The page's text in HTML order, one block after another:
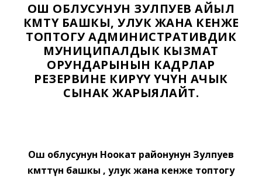
ОШ ОБЛУСУНУН ЗУЛПУЕВ АЙЫЛ
ӨКМӨТҮ БАШКЫ, УЛУК ЖАНА КЕНЖЕ
ТОПТОГУ АДМИНИСТРАТИВДИК
МУНИЦИПАЛДЫК КЫЗМАТ
ОРУНДАРЫНЫН КАДРЛАР
РЕЗЕРВИНЕ КИРҮҮ ҮЧҮН АЧЫК
СЫНАК ЖАРЫЯЛАЙТ.
Ош облусунун Ноокат районунун Зулпуев
өкмөттүн башкы , улук жана кенже топтогу